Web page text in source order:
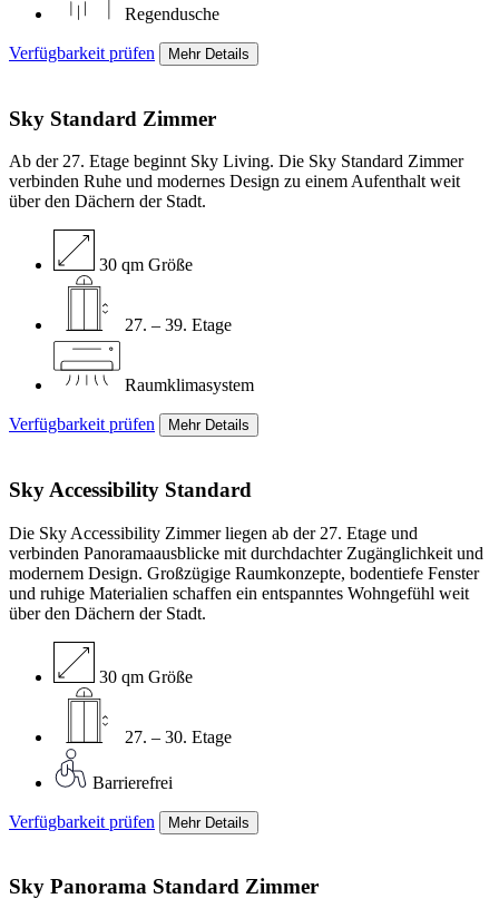
Regendusche
Verfügbarkeit prüfen Mehr Details
Sky Standard Zimmer
Ab der 27. Etage beginnt Sky Living. Die Sky Standard Zimmer
verbinden Ruhe und modernes Design zu einem Aufenthalt weit
über den Dächern der Stadt.
30 qm Größe
27. – 39. Etage
Raumklimasystem
Verfügbarkeit prüfen Mehr Details
Sky Accessibility Standard
Die Sky Accessibility Zimmer liegen ab der 27. Etage und
verbinden Panoramaausblicke mit durchdachter Zugänglichkeit und
modernem Design. Großzügige Raumkonzepte, bodentiefe Fenster
und ruhige Materialien schaffen ein entspanntes Wohngefühl weit
über den Dächern der Stadt.
30 qm Größe
27. – 30. Etage
Barrierefrei
Verfügbarkeit prüfen Mehr Details
Sky Panorama Standard Zimmer